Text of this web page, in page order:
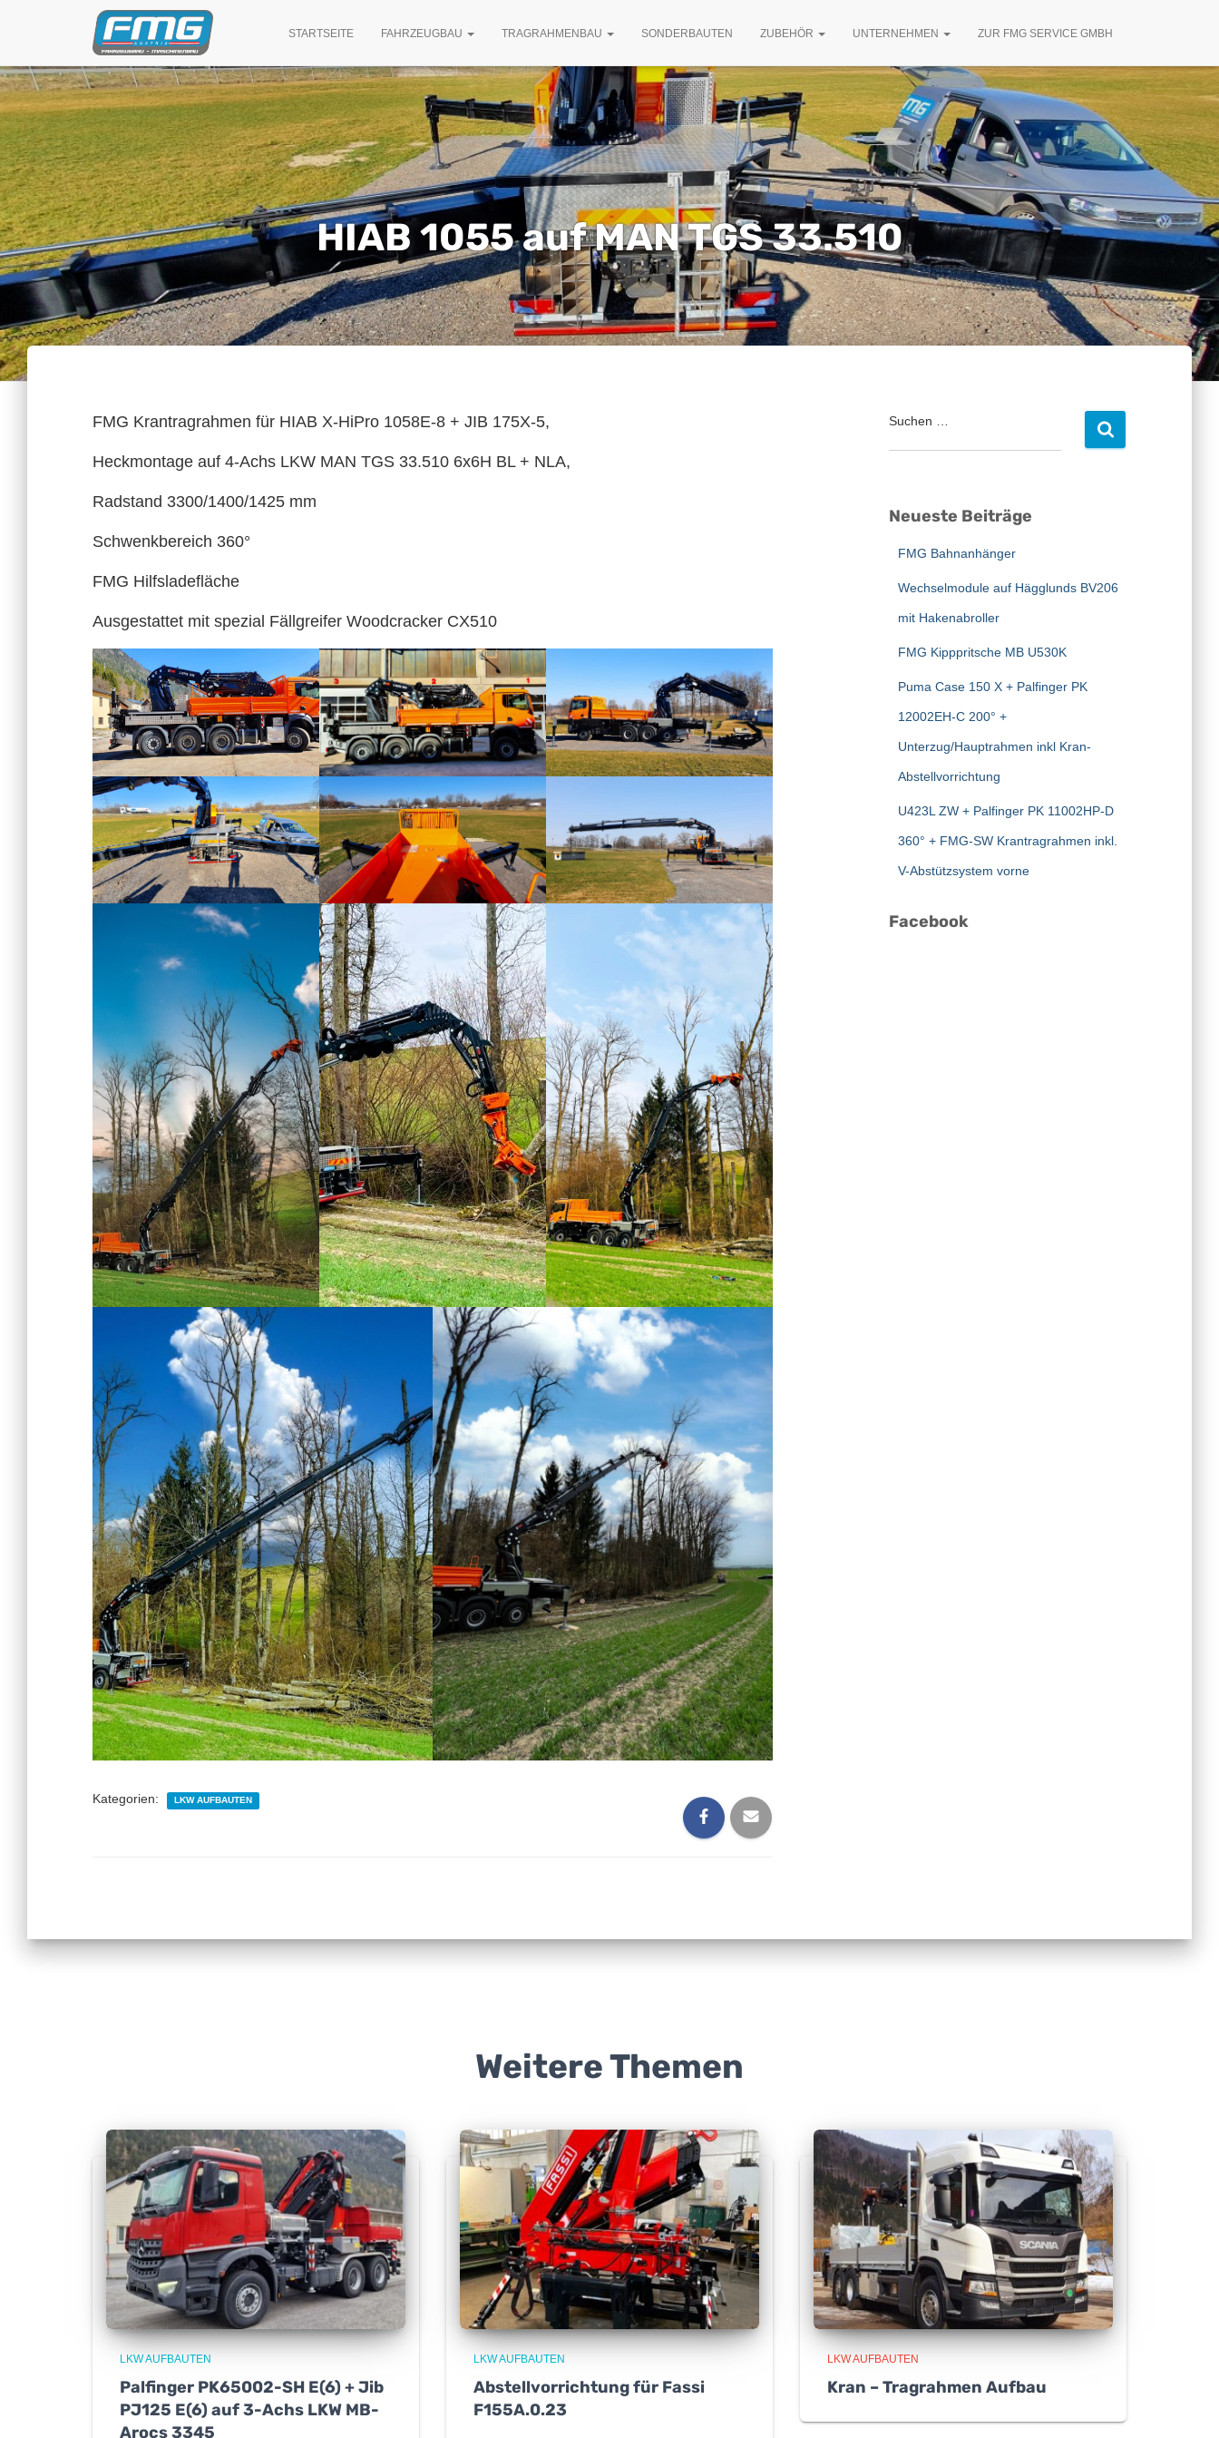
STARTSEITE FAHRZEUGBAU TRAGRAHMENBAU SONDERBAUTEN ZUBEHÖR UNTERNEHMEN ZUR FMG SERVICE GMBH
HIAB 1055 auf MAN TGS 33.510
FMG Krantragrahmen für HIAB X-HiPro 1058E-8 + JIB 175X-5,
Heckmontage auf 4-Achs LKW MAN TGS 33.510 6x6H BL + NLA,
Radstand 3300/1400/1425 mm
Schwenkbereich 360°
FMG Hilfsladefläche
Ausgestattet mit spezial Fällgreifer Woodcracker CX510
Kategorien: LKW AUFBAUTEN
S
n
Suchen …
Neueste Beiträge
FMG Bahnanhänger
Wechselmodule auf Hägglunds BV206
mit Hakenabroller
FMG Kipppritsche MB U530K
Puma Case 150 X + Palfinger PK
12002EH-C 200° +
Unterzug/Hauptrahmen inkl Kran-
Abstellvorrichtung
U423L ZW + Palfinger PK 11002HP-D
360° + FMG-SW Krantragrahmen inkl.
V-Abstützsystem vorne
Facebook
Weitere Themen
LKW AUFBAUTEN
Palfinger PK65002-SH E(6) + Jib
PJ125 E(6) auf 3-Achs LKW MB-
Arocs 3345
LKW AUFBAUTEN
Abstellvorrichtung für Fassi
F155A.0.23
LKW AUFBAUTEN
Kran – Tragrahmen Aufbau